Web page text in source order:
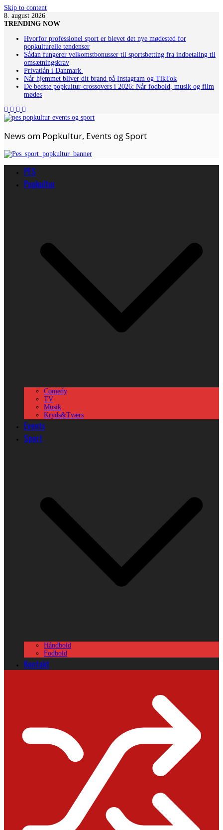
Skip to content
8. august 2026
TRENDING NOW
Hvorfor professionel sport er blevet det nye mødested for
popkulturelle tendenser
Sådan fungerer velkomstbonusser til sportsbetting fra indbetaling til
omsætningskrav
Privatlån i Danmark
Når hjemmet bliver dit brand på Instagram og TikTok
De bedste popkultur-crossovers i 2026: Når fodbold, musik og film
mødes
News om Popkultur, Events og Sport
PES
Popkultur
Comedy
TV
Musik
Kryds&Tværs
Events
Sport
Håndbold
Fodbold
Kontakt